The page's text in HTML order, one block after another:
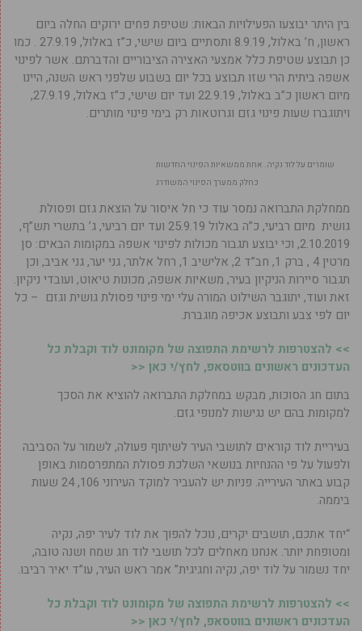
בין היתר יבוצעו הפעילויות הבאות: שטיפת פחים ירוקים החלה ביום
ראשון, ח’ באלול, 8.9.19 ותסתיים ביום שישי, כ”ז באלול, 27.9.19 . כמו
כן תבוצע שטיפת כלל אמצעי האצירה הציבוריים והדברתם. אשר לפינוי
אשפה ביתית הרי שזו תבוצע בכל יום בשבוע שלפני ראש השנה, היינו
מיום ראשון כ”ב באלול, 22.9.19 ועד יום שישי, כ”ז באלול, 27.9.19,
ויתוגברו שעות פינוי גזם וגרוטאות רק בימי פינוי מותרים.
שומרים על לוד נקיה. אחת ממשאיות הפינוי החדשות
כחלק ממערך הפינוי המשודרג
ממחלקת התברואה נמסר עוד כי חל איסור על הוצאת גזם ופסולת
גושית מיום רביעי, כ”ה באלול 25.9.19 ועד יום רביעי, ג’ בתשרי תש”ף,
2.10.2019, וכי יבוצע תגבור מכולות לפינוי אשפה במקומות הבאים: סן
מרטין 4 , ברק 1, חב”ד 2, אלישיב 1, רחל אלתר, גני יער, גני אביב, וכן
תגבור סיירות הניקיון בעיר, משאיות אשפה, מכונות טיאוט, ועובדי ניקיון.
זאת ועוד, יתוגבר השילוט המורה עלי ימי פינוי פסולת גושית וגזם – כל
יום לפי צבע ותבוצע אכיפה מוגברת.
>> להצטרפות לרשימת התפוצה של מקומונט לוד וקבלת כל
העדכונים ראשונים בווטסאפ, לחץ/י כאן <<
בתום חג הסוכות, מבקש במחלקת התברואה להוציא את הסכך
למקומות בהם יש נגישות למנופי גזם.
בעיריית לוד קוראים לתושבי העיר לשיתוף פעולה, לשמור על הסביבה
ולפעול על פי ההנחיות בנושאי השלכת פסולת המתפרסמות באופן
קבוע באתר העירייה. פניות יש להעביר למוקד העירוני 106, 24 שעות
ביממה.
“יחד אתכם, תושבים יקרים, נוכל להפוך את לוד לעיר יפה, נקיה
ומטופחת יותר. אנחנו מאחלים לכל תושבי לוד חג שמח ושנה טובה,
יחד נשמור על לוד יפה, נקיה וחגיגית” אמר ראש העיר, עו”ד יאיר רביבו.
>> להצטרפות לרשימת התפוצה של מקומונט לוד וקבלת כל
העדכונים ראשונים בווטסאפ, לחץ/י כאן <<